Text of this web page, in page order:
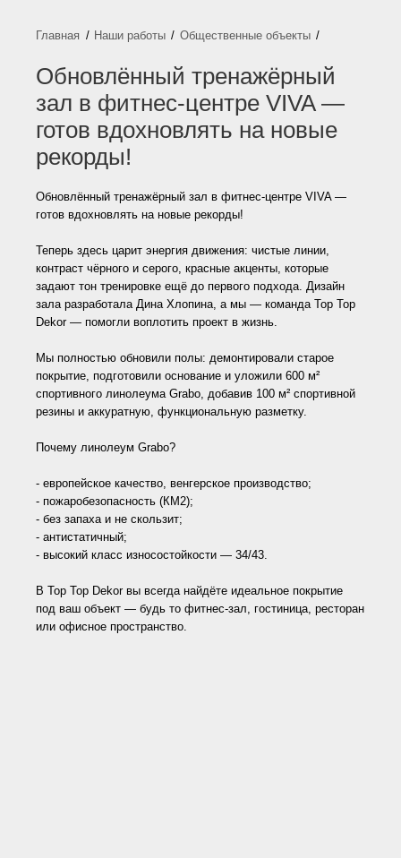
Наши работы Общественные объекты
Обновлённый тренажёрный
зал в фитнес-центре VIVA —
готов вдохновлять на новые
рекорды!
Обновлённый тренажёрный зал в фитнес-центре VIVA —
готов вдохновлять на новые рекорды!
Теперь здесь царит энергия движения: чистые линии,
контраст чёрного и серого, красные акценты, которые
задают тон тренировке ещё до первого подхода. Дизайн
зала разработала Дина Хлопина, а мы — команда Top Top
Dekor — помогли воплотить проект в жизнь.
Мы полностью обновили полы: демонтировали старое
покрытие, подготовили основание и уложили 600 м²
спортивного линолеума Grabo, добавив 100 м² спортивной
резины и аккуратную, функциональную разметку.
Почему линолеум Grabo?
- европейское качество, венгерское производство;
- пожаробезопасность (КМ2);
- без запаха и не скользит;
- антистатичный;
- высокий класс износостойкости — 34/43.
В Top Top Dekor вы всегда найдёте идеальное покрытие
под ваш объект — будь то фитнес-зал, гостиница, ресторан
или офисное пространство.